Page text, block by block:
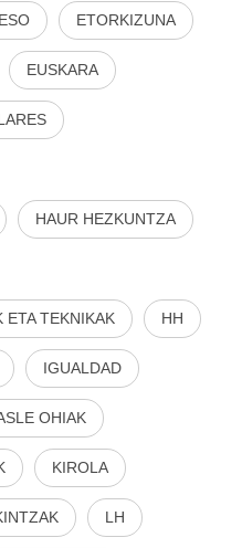
ESO ETORKIZUNA
EUSKARA
HAUR HEZKUNTZA
ETA TEKNIKAK HH
IGUALDAD
OHIAK
KIROLA
LH